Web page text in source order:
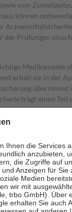
vom
können
der Prüfungen
Medikamente
erhält sie in der
übernimmt
trägt einen Teil
Zuzahlungen
sind jedoch nie mehr
auch für
der Kosten sowie
Versicherten für ihre